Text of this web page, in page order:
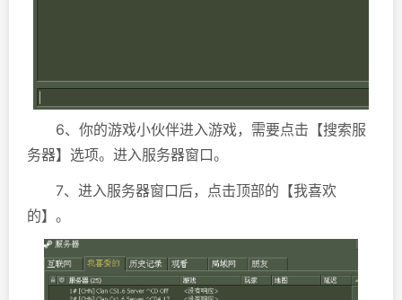
6、你的游戏小伙伴进入游戏，需要点击【搜索服
务器】选项。进入服务器窗口。
7、进入服务器窗口后，点击顶部的【我喜欢
的】。